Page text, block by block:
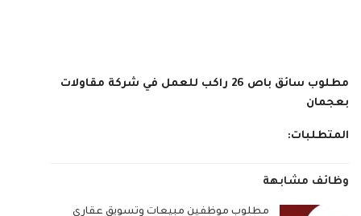
مطلوب سائق باص 26 راكب للعمل في شركة مقاولات
بعجمان
المتطلبات:
وظائف مشابهة
مطلوب موظفين مبيعات وتسويق عقاري